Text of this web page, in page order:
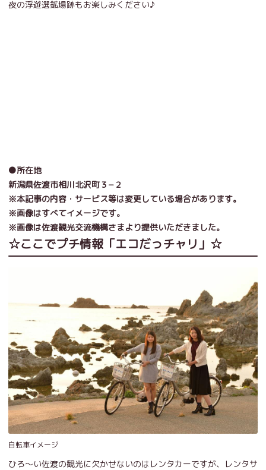
夜の浮遊選鉱場跡もお楽しみください♪
●所在地
新潟県佐渡市相川北沢町３−２
※本記事の内容・サービス等は変更している場合があります。
※画像はすべてイメージです。
※画像は佐渡観光交流機構さまより提供いただきました。
☆ここでプチ情報「エコだっチャリ」☆
自転車イメージ
ひろ～い佐渡の観光に欠かせないのはレンタカーですが、レンタサ